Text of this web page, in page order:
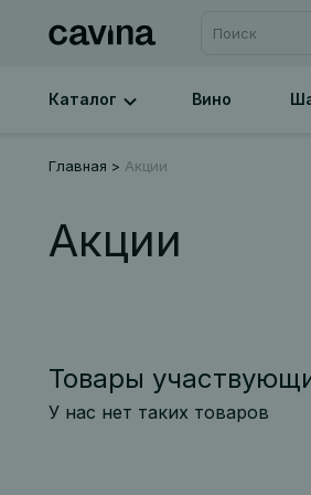
Каталог Вино
Главная Акции
Акции
Товары
У нас нет таких товаров